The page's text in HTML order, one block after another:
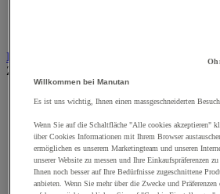
Klebeband, Tacker und Klebstoff
Zur gesamten Produktgruppe
Abroller und Set
Klebepistole
Personalisierbares Klebeband
Polypropylen-Klebeband
PVC-Klebeband
Schnur
Willkommen bei Manutan
Es ist uns wichtig, Ihnen einen massgeschneiderten
Wenn Sie auf die Schaltfläche "Alle cookies akzeptieren"
über Cookies Informationen mit Ihrem Browser
ermöglichen es unserem Marketingteam und unseren
unserer Website zu messen und Ihre Einkaufspräferenzen
Ihnen noch besser auf Ihre Bedürfnisse zugeschnittene
anbieten. Wenn Sie mehr über die Zwecke und